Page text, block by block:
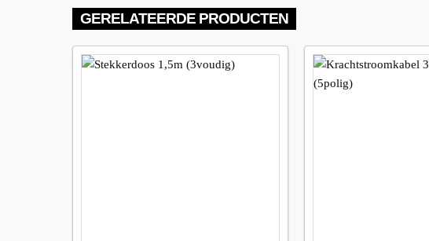
GERELATEERDE PRODUCTEN